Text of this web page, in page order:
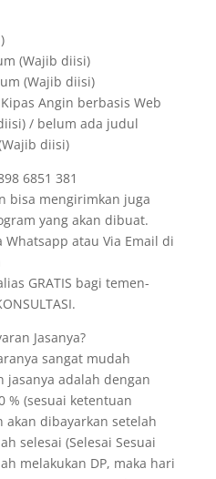
(Wajib diisi)
(Wajib diisi)
Angin berbasis Web
/ belum ada judul
diisi)
6851 381
bisa mengirimkan juga
yang akan dibuat.
atau Via Email di
GRATIS bagi temen-
Jasanya?
sangat mudah
jasanya adalah dengan
% (sesuai ketentuan
akan dibayarkan setelah
selesai (Selesai Sesuai
melakukan DP, maka hari